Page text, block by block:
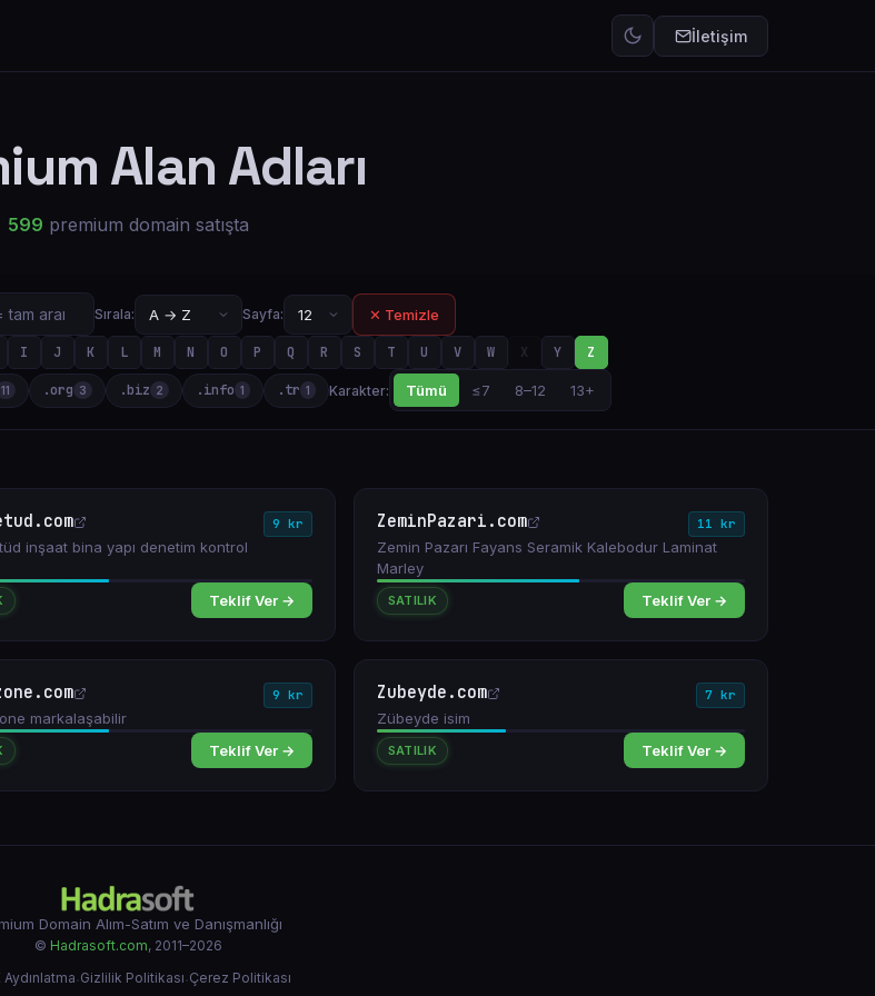
İletişim
Alan Adları
599 premium domain satışta
Sırala: Sayfa: ✕ Temizle
I J K L M N O P Q R S T U V W X Y Z
11 .org 3 .biz 2 .info 1 .tr 1 Karakter: Tümü ≤7 8–12 13+
9 kr
inşaat bina yapı denetim kontrol
Teklif Ver →
ZeminPazari.com 11 kr
Zemin Pazarı Fayans Seramik Kalebodur Laminat
Marley
SATILIK Teklif Ver →
9 kr
markalaşabilir
Teklif Ver →
Zubeyde.com 7 kr
Zübeyde isim
SATILIK Teklif Ver →
Domain Alım-Satım ve Danışmanlığı
© Hadrasoft.com, 2011–2026
Aydınlatma·Gizlilik Politikası·Çerez Politikası